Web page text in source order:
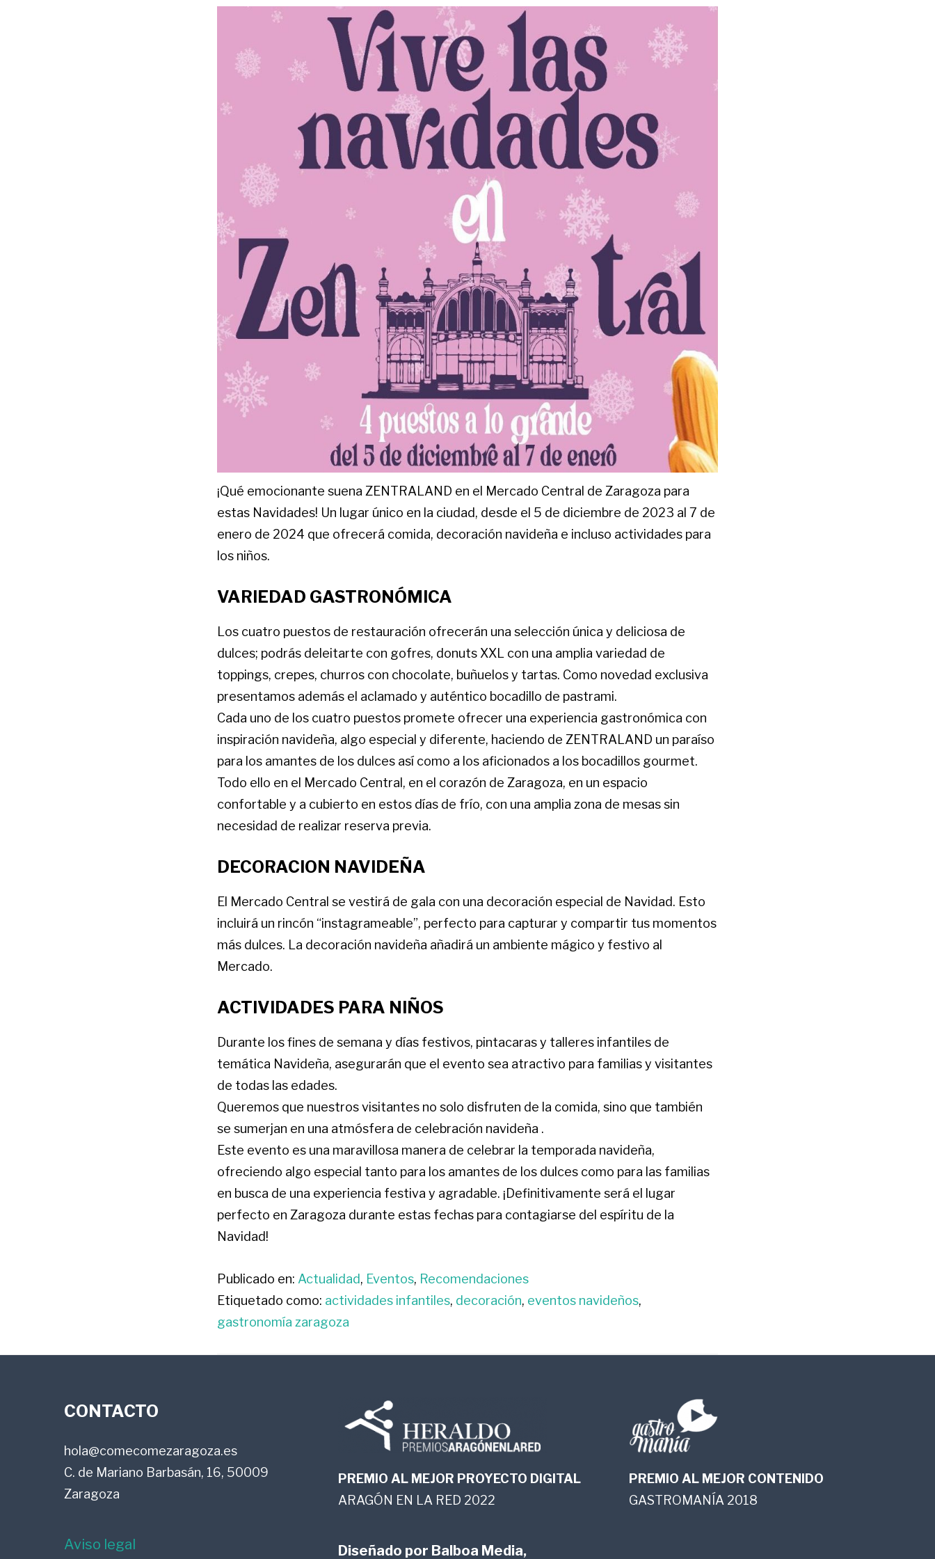
¡Qué emocionante suena ZENTRALAND en el Mercado Central de Zaragoza para
estas Navidades! Un lugar único en la ciudad, desde el 5 de diciembre de 2023 al 7 de
enero de 2024 que ofrecerá comida, decoración navideña e incluso actividades para
los niños.
VARIEDAD GASTRONÓMICA
Los cuatro puestos de restauración ofrecerán una selección única y deliciosa de
dulces; podrás deleitarte con gofres, donuts XXL con una amplia variedad de
toppings, crepes, churros con chocolate, buñuelos y tartas. Como novedad exclusiva
presentamos además el aclamado y auténtico bocadillo de pastrami.
Cada uno de los cuatro puestos promete ofrecer una experiencia gastronómica con
inspiración navideña, algo especial y diferente, haciendo de ZENTRALAND un paraíso
para los amantes de los dulces así como a los aficionados a los bocadillos gourmet.
Todo ello en el Mercado Central, en el corazón de Zaragoza, en un espacio
confortable y a cubierto en estos días de frío, con una amplia zona de mesas sin
necesidad de realizar reserva previa.
DECORACION NAVIDEÑA
El Mercado Central se vestirá de gala con una decoración especial de Navidad. Esto
incluirá un rincón “instagrameable”, perfecto para capturar y compartir tus momentos
más dulces. La decoración navideña añadirá un ambiente mágico y festivo al
Mercado.
ACTIVIDADES PARA NIÑOS
Durante los fines de semana y días festivos, pintacaras y talleres infantiles de
temática Navideña, asegurarán que el evento sea atractivo para familias y visitantes
de todas las edades.
Queremos que nuestros visitantes no solo disfruten de la comida, sino que también
se sumerjan en una atmósfera de celebración navideña .
Este evento es una maravillosa manera de celebrar la temporada navideña,
ofreciendo algo especial tanto para los amantes de los dulces como para las familias
en busca de una experiencia festiva y agradable. ¡Definitivamente será el lugar
perfecto en Zaragoza durante estas fechas para contagiarse del espíritu de la
Navidad!
Publicado en: Actualidad, Eventos, Recomendaciones
Etiquetado como: actividades infantiles, decoración, eventos navideños,
gastronomía zaragoza
CONTACTO
hola@comecomezaragoza.es
C. de Mariano Barbasán, 16, 50009
Zaragoza
Aviso legal
PREMIO AL MEJOR PROYECTO DIGITAL
ARAGÓN EN LA RED 2022
Diseñado por Balboa Media,
PREMIO AL MEJOR CONTENIDO
GASTROMANÍA 2018